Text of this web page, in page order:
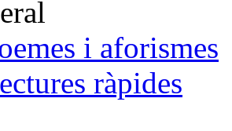
i aforismes
ràpides